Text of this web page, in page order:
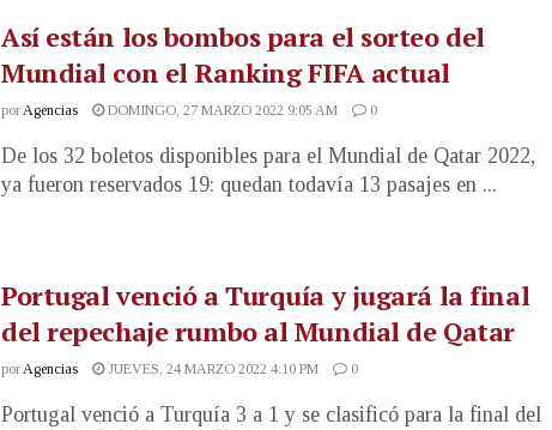
Así están los bombos para el sorteo del
Mundial con el Ranking FIFA actual
porAgencias DOMINGO, 27 MARZO 2022 9:05 AM 0
De los 32 boletos disponibles para el Mundial de Qatar 2022,
ya fueron reservados 19: quedan todavía 13 pasajes en ...
Portugal venció a Turquía y jugará la final
del repechaje rumbo al Mundial de Qatar
porAgencias JUEVES, 24 MARZO 2022 4:10 PM 0
Portugal venció a Turquía 3 a 1 y se clasificó para la final del